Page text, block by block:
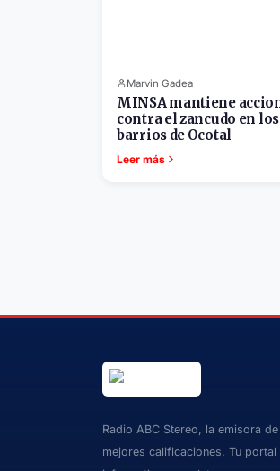
Marvin Gadea
MINSA mantiene
contra el zancudo en los
barrios de Ocotal
Leer más
Radio ABC Stereo, la emisora de
mejores calificaciones. Tu portal